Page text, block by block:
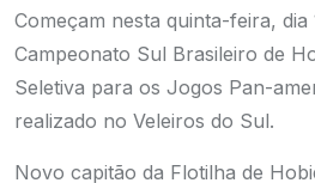
Começam nesta quinta-feira, dia
Campeonato Sul Brasileiro de
Seletiva para os Jogos Pan-
realizado no Veleiros do Sul.
Novo capitão da Flotilha de